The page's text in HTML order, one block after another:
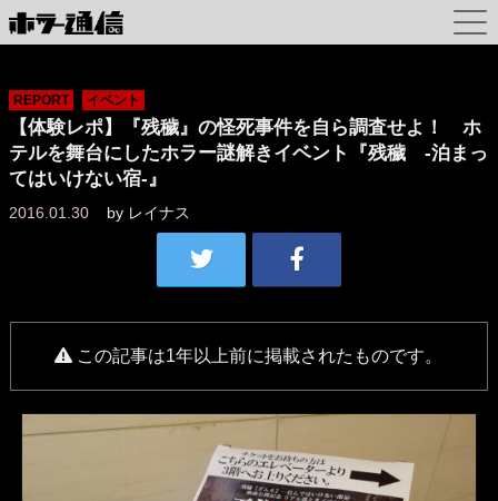
REPORT イベント
【体験レポ】『残穢』の怪死事件を自ら調査せよ！ ホ
テルを舞台にしたホラー謎解きイベント『残穢 -泊まっ
てはいけない宿-』
2016.01.30 by レイナス
この記事は1年以上前に掲載されたものです。